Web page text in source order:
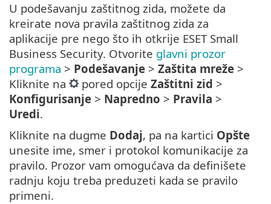
U podešavanju zaštitnog zida, možete da
kreirate nova pravila zaštitnog zida za
aplikacije pre nego što ih otkrije ESET Small
Business Security. Otvorite glavni prozor
programa > Podešavanje > Zaštita mreže >
Kliknite na
pored opcije Zaštitni zid >
Konfigurisanje > Napredno > Pravila >
Uredi.
Kliknite na dugme Dodaj, pa na kartici Opšte
unesite ime, smer i protokol komunikacije za
pravilo. Prozor vam omogućava da definišete
radnju koju treba preduzeti kada se pravilo
primeni.